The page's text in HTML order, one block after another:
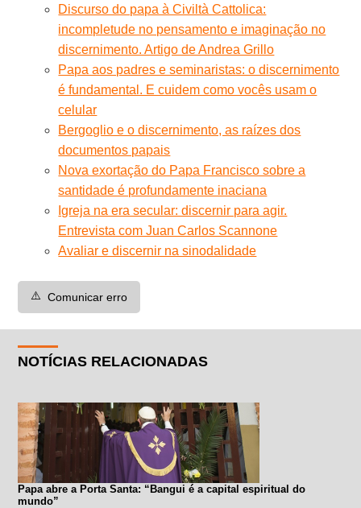
Discurso do papa à Civiltà Cattolica:
incompletude no pensamento e imaginação no
discernimento. Artigo de Andrea Grillo
Papa aos padres e seminaristas: o discernimento
é fundamental. E cuidem como vocês usam o
celular
Bergoglio e o discernimento, as raízes dos
documentos papais
Nova exortação do Papa Francisco sobre a
santidade é profundamente inaciana
Igreja na era secular: discernir para agir.
Entrevista com Juan Carlos Scannone
Avaliar e discernir na sinodalidade
⚠️ Comunicar erro
NOTÍCIAS RELACIONADAS
Papa abre a Porta Santa: “Bangui é a capital espiritual do
mundo”